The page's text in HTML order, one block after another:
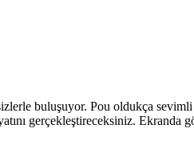
buluşuyor. Pou oldukça
gerçekleştireceksiniz. Ekranda